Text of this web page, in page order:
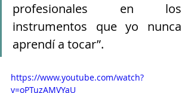
profesionales en los
instrumentos que yo nunca
aprendí a tocar”.
https://www.youtube.com/watch?
v=oPTuzAMVYaU